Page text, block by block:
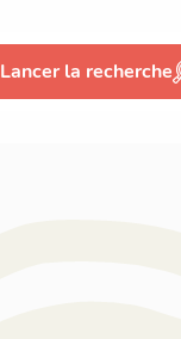
Lancer la recherche